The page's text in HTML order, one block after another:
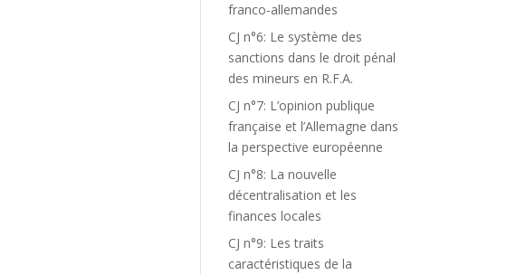
franco-allemandes
CJ n°6: Le système des
sanctions dans le droit pénal
des mineurs en R.F.A.
CJ n°7: L’opinion publique
française et l’Allemagne dans
la perspective européenne
CJ n°8: La nouvelle
décentralisation et les
finances locales
CJ n°9: Les traits
caractéristiques de la